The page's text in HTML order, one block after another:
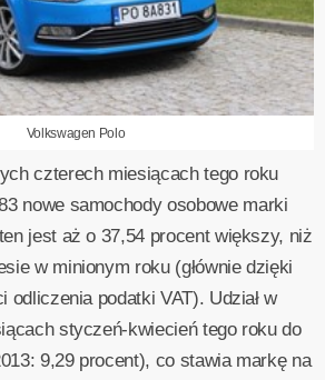
Volkswagen Polo
czterech miesiącach tego roku
nowe samochody osobowe marki
jest aż o 37,54 procent większy, niż
w minionym roku (głównie dzięki
odliczenia podatki VAT). Udział w
styczeń-kwiecień tego roku do
9,29 procent), co stawia markę na